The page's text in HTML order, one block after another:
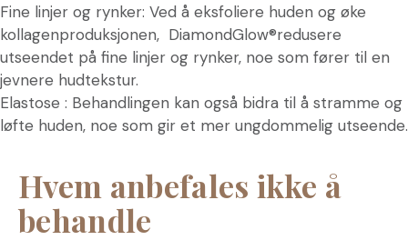
Fine linjer og rynker: Ved å eksfoliere huden og øke
kollagenproduksjonen, DiamondGlow®redusere
utseendet på fine linjer og rynker, noe som fører til en
jevnere hudtekstur.
Elastose : Behandlingen kan også bidra til å stramme og
løfte huden, noe som gir et mer ungdommelig utseende.
Hvem anbefales ikke å
behandle